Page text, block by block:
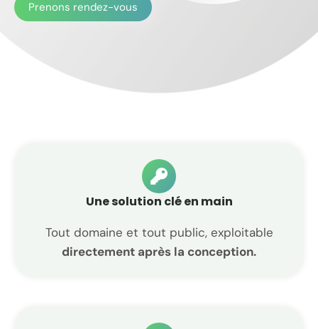
Prenons rendez-vous
Une solution clé en main
Tout domaine et tout public, exploitable
directement après la conception.